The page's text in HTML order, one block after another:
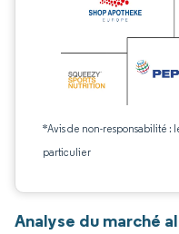
*Avis de non-responsabilité :
particulier
Analyse du marché